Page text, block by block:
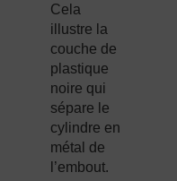
Cela
illustre la
couche de
plastique
noire qui
sépare le
cylindre en
métal de
l’embout.